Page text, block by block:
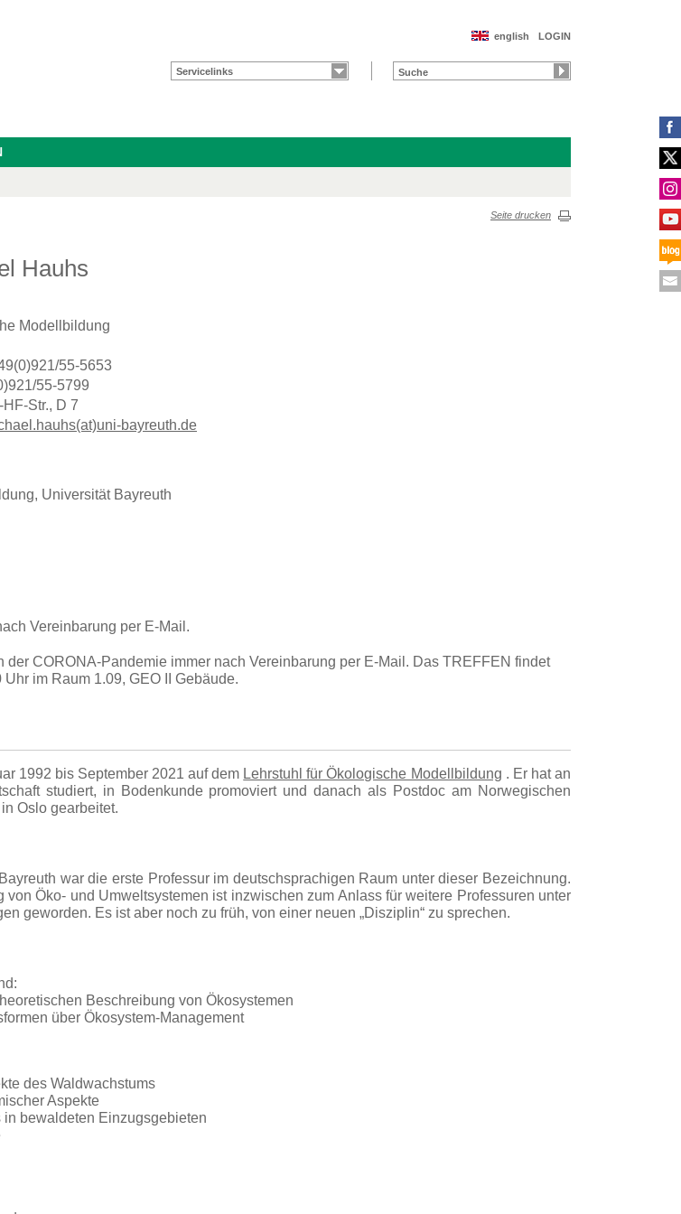
LOGIN
english
Servicelinks
Seite drucken
Hauhs
Modellbildung
55-5653
55-5799
HF-Str., D 7
bayreuth.de
Universität Bayreuth
Vereinbarung per E-Mail.
der CORONA-Pandemie immer nach Vereinbarung per E-Mail. Das TREFFEN findet
im Raum 1.09, GEO II Gebäude.
1992 bis September 2021 auf dem Lehrstuhl für Ökologische Modellbildung . Er hat an
studiert, in Bodenkunde promoviert und danach als Postdoc am Norwegischen
Oslo gearbeitet.
war die erste Professur im deutschsprachigen Raum unter dieser Bezeichnung.
Öko- und Umweltsystemen ist inzwischen zum Anlass für weitere Professuren unter
geworden. Es ist aber noch zu früh, von einer neuen „Disziplin“ zu sprechen.
Beschreibung von Ökosystemen
über Ökosystem-Management
des Waldwachstums
Aspekte
in bewaldeten Einzugsgebieten